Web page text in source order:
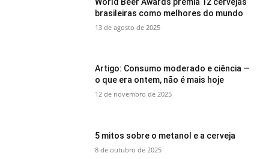
brasileiras como melhores do mundo
13 de agosto de 2025
Artigo: Consumo moderado e ciência —
o que era ontem, não é mais hoje
12 de novembro de 2025
5 mitos sobre o metanol e a cerveja
8 de outubro de 2025